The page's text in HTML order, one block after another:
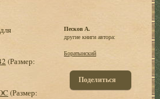
(Размер:
(Размер:
Песков А.
другие книги автора:
Боратынский
Поделиться